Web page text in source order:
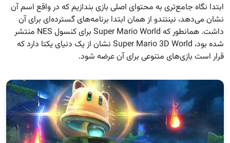
ابتدا نگاه جامع‌تری به محتوای اصلی بازی بندازیم که در واقع اسم آن
نشان می‌دهد، نینتندو از همان ابتدا برنامه‌های گسترده‌ای برای آن
داشت. همانطور که Super Mario World برای کنسول NES منتشر
شده بود، Super Mario 3D World نشان از یک دنیای یکتا دارد که
قرار است بازی‌های متنوعی برای آن عرضه شود.